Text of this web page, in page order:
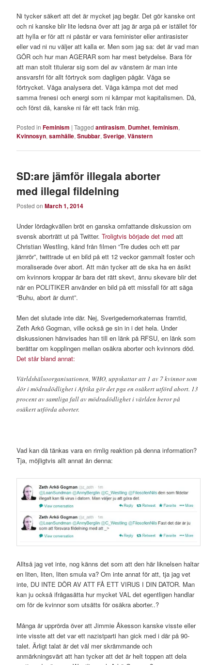
Ni tycker säkert att det är mycket jag begär. Det gör kanske ont
och ni kanske blir lite ledsna över att jag är arga på er istället för
att hylla er för att ni påstår er vara feminister eller antirasister
eller vad ni nu väljer att kalla er. Men som jag sa: det är vad man
GÖR och hur man AGERAR som har mest betydelse. Bara för
att man stolt titulerar sig som del av vänstern är man inte
ansvarsfri för allt förtryck som dagligen pågår. Våga se
förtrycket. Våga analysera det. Våga kämpa mot det med
samma frenesi och energi som ni kämpar mot kapitalismen. Då,
och först då, kanske ni får ett tack från mig.
Posted in Feminism |Tagged antirasism, Dumhet,feminism,
Kvinnosyn,samhälle,Snubbar,Sverige,Vänstern
SD:are jämför illegala aborter
med illegal fildelning
Posted onMarch 1, 2014
Under lördagkvällen bröt en ganska omfattande diskussion om
svensk aborträtt ut på Twitter.Troligtvis började det med att
Christian Westling, känd från filmen “Tre dudes och ett par
järnrör”, twittrade ut en bild på ett 12 veckor gammalt foster och
moraliserade över abort. Att män tycker att de ska ha en åsikt
om kvinnors kroppar är bara det rätt skevt, ännu skevare blir det
när en POLITIKER använder en bild på ett missfall för att säga
“Buhu, abort är dumt”.
Men det slutade inte där. Nej, Sverigedemorkaternas framtid,
Zeth Arkö Gogman, ville också ge sin in i det hela. Under
diskussionen hänvisades han till en länk på RFSU, en länk som
berättar om kopplingen mellan osäkra aborter och kvinnors död.
Det står bland annat:
Världshälsoorganisationen, WHO, uppskattar att 1 av 7 kvinnor som
dör i mödradödlighet i Afrika gör det pga en osäkert utförd abort. 13
procent av samtliga fall av mödradödlighet i världen beror på
osäkert utförda aborter.
Vad kan då tänkas vara en rimlig reaktion på denna information?
Tja, möjligtvis allt annat än denna:
Alltså jag vet inte, nog känns det som att den här liknelsen haltar
en liten, liten, liten smula va? Om inte annat för att, tja jag vet
inte, DU INTE DÖR AV ATT FÅ ETT VIRUS I DIN DATOR. Man
kan ju också ifrågasätta hur mycket VAL det egentligen handlar
om för de kvinnor som utsätts för osäkra aborter..?
Många är upprörda över att Jimmie Åkesson kanske visste eller
inte visste att det var ett nazistparti han gick med i där på 90-
talet. Ärligt talat är det väl mer skrämmande och
anmärkningsvärt att han tycker att det är helt toppen att dela